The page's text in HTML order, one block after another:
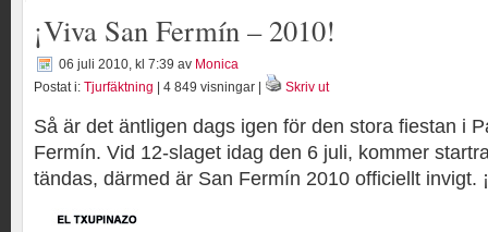
¡Viva San Fermín – 2010!
06 juli 2010, kl 7:39 av Monica
Postat i: Tjurfäktning | 4 849 visningar | Skriv ut
Så är det äntligen dags igen för den stora fiestan i
Fermín. Vid 12-slaget idag den 6 juli, kommer
tändas, därmed är San Fermín 2010 officiellt invigt.